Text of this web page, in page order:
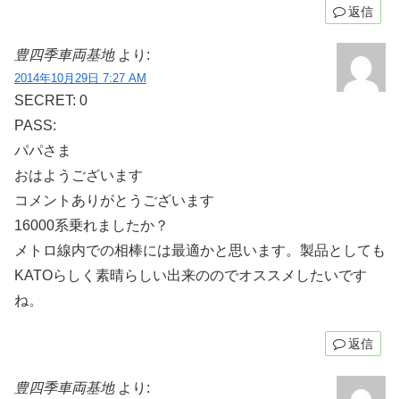
返信
豊四季車両基地 より:
2014年10月29日 7:27 AM
SECRET: 0
PASS:
パパさま
おはようございます
コメントありがとうございます
16000系乗れましたか？
メトロ線内での相棒には最適かと思います。製品としても
KATOらしく素晴らしい出来ののでオススメしたいです
ね。
返信
豊四季車両基地 より: